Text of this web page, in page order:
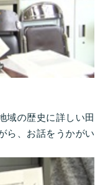
域の歴史に詳しい田
ら、お話をうかがい